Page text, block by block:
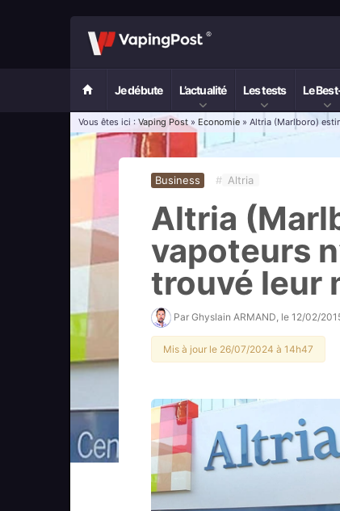
Je débute L’actualité Les tests Le
Vous êtes ici : Vaping Post » Economie » Altria (Marlboro)
Business # Altria
Altria
vapoteurs
trouvé leur
Par Ghyslain ARMAND , le 12/02/
Mis à jour le 26/07/2024 à 14h47